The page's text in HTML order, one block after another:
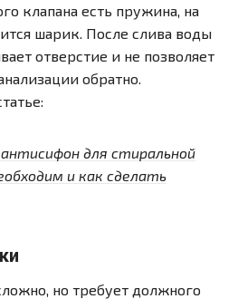
клапана есть пружина, на
шарик. После слива воды
отверстие и не позволяет
обратно.
для стиральной
и как сделать
но требует должного